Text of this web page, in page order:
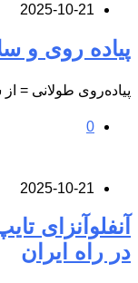
2025-10-21
پیاده روی و
پیاده‌روی طولانی =
0
2025-10-21
در راه ایران